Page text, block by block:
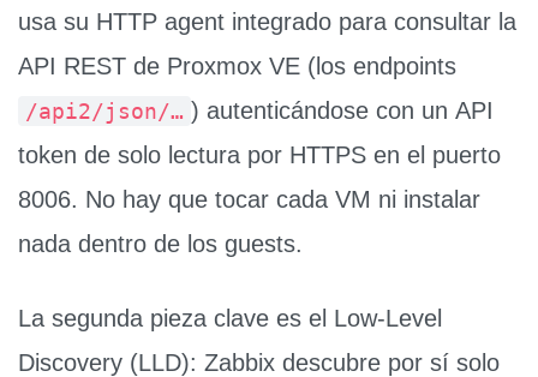
usa su HTTP agent integrado para consultar la
API REST de Proxmox VE (los endpoints
/api2/json/… ) autenticándose con un API
token de solo lectura por HTTPS en el puerto
8006. No hay que tocar cada VM ni instalar
nada dentro de los guests.
La segunda pieza clave es el Low-Level
Discovery (LLD): Zabbix descubre por sí solo